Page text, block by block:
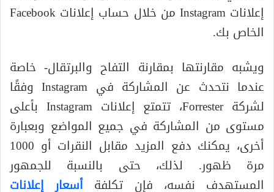
إعلانات Instagram من خلال حساب إعلانات Facebook
الخاص بك.
ويشبه مقارنتها بمقارنة التفاح والبرتقال- خاصة
عندما نتحدث عن المشاركة في Instagram وفقًا
لشركة Forrester، تتمتع إعلانات Instagram بأعلى
مستوى من المشاركة في جميع المواضع وبعبارة
أخرى، يمكنك دفع المزيد مقابل النقرات أو 1000
مرة ظهور. لذلك، حتى بالنسبة للجمهور
المستهدف نفسه، فإن تكلفة أسعار إعلانات